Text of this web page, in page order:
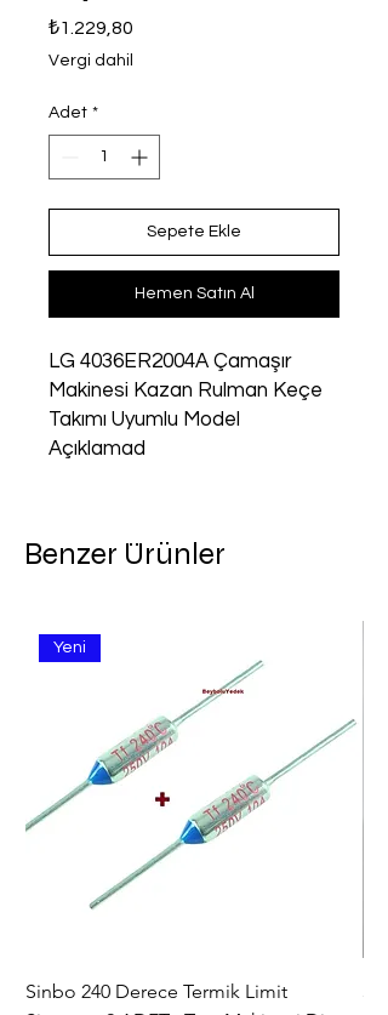
₺1.229,80
Vergi dahil
Adet *
Sepete Ekle
Hemen Satın Al
LG 4036ER2004A Çamaşır
Makinesi Kazan Rulman Keçe
Takımı Uyumlu Model
Açıklamad
Benzer Ürünler
Yeni
Sinbo 240 Derece Termik Limit